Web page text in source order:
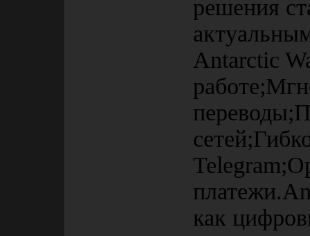
решения
Antarctic
как